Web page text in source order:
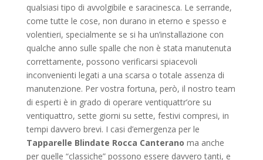
qualsiasi tipo di avvolgibile e saracinesca. Le serrande,
come tutte le cose, non durano in eterno e spesso e
volentieri, specialmente se si ha un’installazione con
qualche anno sulle spalle che non è stata manutenuta
correttamente, possono verificarsi spiacevoli
inconvenienti legati a una scarsa o totale assenza di
manutenzione. Per vostra fortuna, però, il nostro team
di esperti è in grado di operare ventiquattr’ore su
ventiquattro, sette giorni su sette, festivi compresi, in
tempi davvero brevi. I casi d’emergenza per le
Tapparelle Blindate Rocca Canterano ma anche
per quelle “classiche” possono essere davvero tanti, e